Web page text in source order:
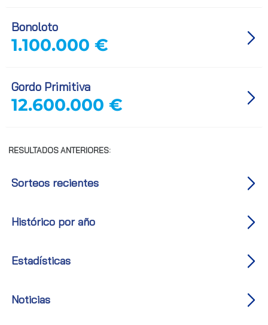
Bonoloto
1.100.000 €
Gordo Primitiva
12.600.000 €
RESULTADOS ANTERIORES:
Sorteos recientes
Histórico por año
Estadísticas
Noticias